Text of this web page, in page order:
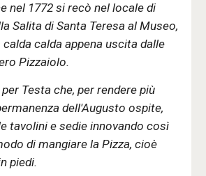
nel 1772 si recò nel locale di
Salita di Santa Teresa al Museo,
calda appena uscita dalle
Pizzaiolo.
Testa che, per rendere più
dell'Augusto ospite,
tavolini e sedie innovando così
di mangiare la Pizza, cioè
piedi.